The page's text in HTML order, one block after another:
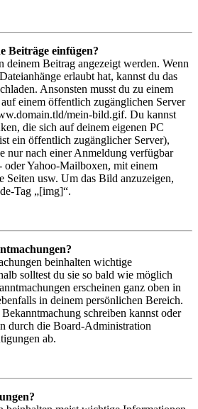
Beiträge einfügen?
deinem Beitrag angezeigt werden. Wenn
erlaubt hat, kannst du das
Ansonsten musst du zu einem
einem öffentlich zugänglichen Server
mein-bild.gif. Du kannst
die sich auf deinem eigenen PC
ein öffentlich zugänglicher Server),
nur nach einer Anmeldung verfügbar
Yahoo-Mailboxen, mit einem
Seiten usw. Um das Bild anzuzeigen,
Tag „[img]“.
beinhalten wichtige
solltest du sie so bald wie möglich
erscheinen ganz oben in
in deinem persönlichen Bereich.
schreiben kannst oder
durch die Board-Administration
ab.